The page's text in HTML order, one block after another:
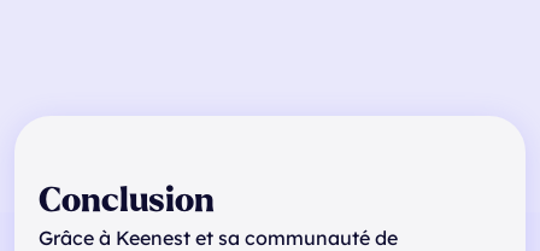
Conclusion
Grâce à Keenest et sa communauté de